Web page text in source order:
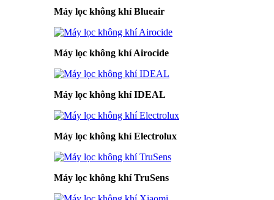
Máy lọc không khí Blueair
Máy lọc không khí Airocide
Máy lọc không khí IDEAL
Máy lọc không khí Electrolux
Máy lọc không khí TruSens